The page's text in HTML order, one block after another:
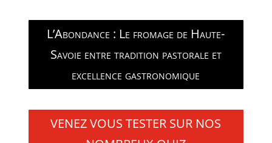
L’Abondance : Le fromage de Haute-
Savoie entre tradition pastorale et
excellence gastronomique
VENEZ VOUS TESTER SUR NOS